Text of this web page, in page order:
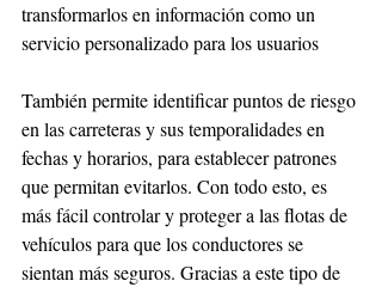
transformarlos en información como un
servicio personalizado para los usuarios
También permite identificar puntos de riesgo
en las carreteras y sus temporalidades en
fechas y horarios, para establecer patrones
que permitan evitarlos. Con todo esto, es
más fácil controlar y proteger a las flotas de
vehículos para que los conductores se
sientan más seguros. Gracias a este tipo de